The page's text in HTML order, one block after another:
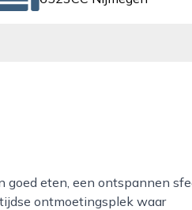
ontmoetingsplek waar